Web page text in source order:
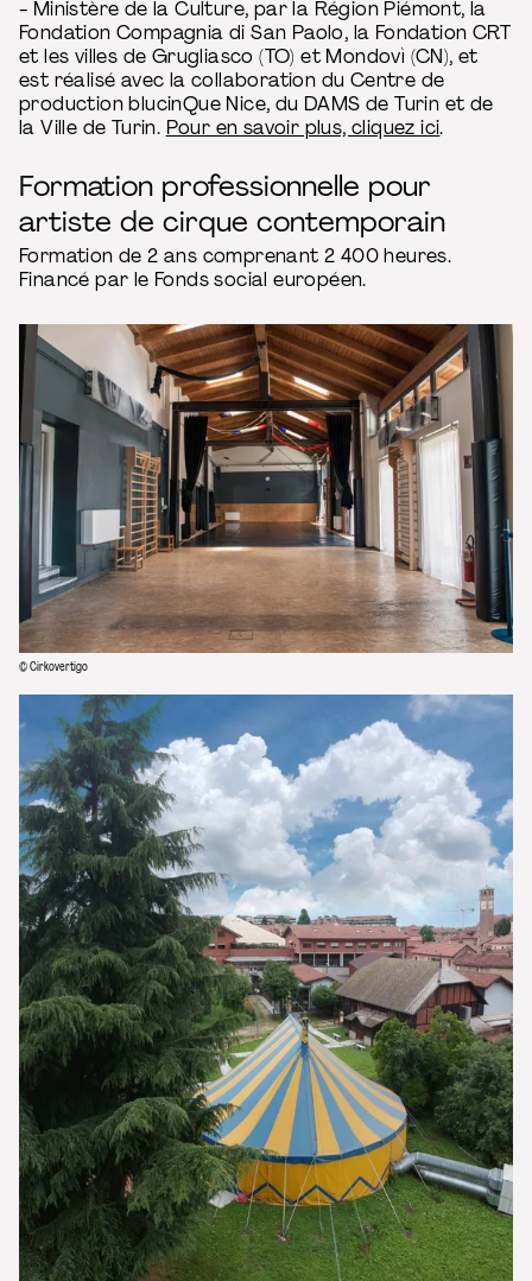
- Ministère de la Culture, par la Région Piémont, la
Fondation Compagnia di San Paolo, la Fondation CRT
et les villes de Grugliasco (TO) et Mondovì (CN), et
est réalisé avec la collaboration du Centre de
production blucinQue Nice, du DAMS de Turin et de
la Ville de Turin. Pour en savoir plus, cliquez ici.
Formation professionnelle pour
artiste de cirque contemporain
Formation de 2 ans comprenant 2 400 heures.
Financé par le Fonds social européen.
© Cirkovertigo